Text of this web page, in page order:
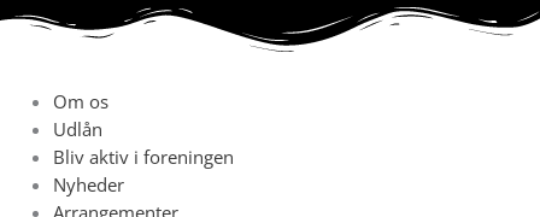
Gå
Om os
Udlån
Bliv aktiv i foreningen
Nyheder
Arrangementer